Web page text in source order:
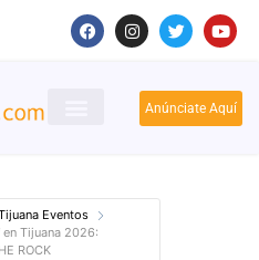
Anúnciate Aquí
Eventos
en Tijuana 2026:
ROCK